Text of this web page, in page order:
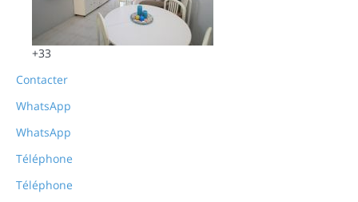
+33
Contacter
WhatsApp
WhatsApp
Téléphone
Téléphone